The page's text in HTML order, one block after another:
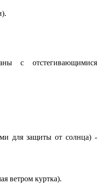
с отстегивающимися
для защиты от солнца) -
ветром куртка).